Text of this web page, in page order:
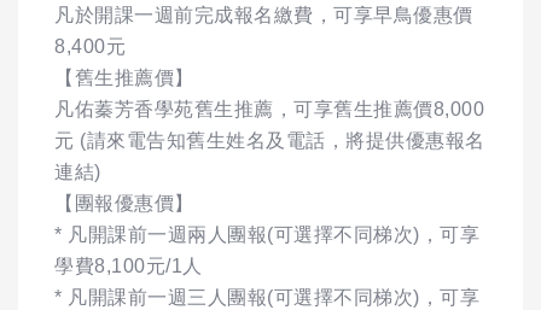
凡於開課一週前完成報名繳費，可享早鳥優惠價
8,400元
【舊生推薦價】
凡佑蓁芳香學苑舊生推薦，可享舊生推薦價8,000
元 (請來電告知舊生姓名及電話，將提供優惠報名
連結)
【團報優惠價】
* 凡開課前一週兩人團報(可選擇不同梯次)，可享
學費8,100元/1人
* 凡開課前一週三人團報(可選擇不同梯次)，可享